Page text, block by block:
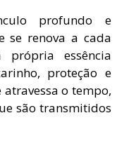
profundo e
se renova a cada
essência
proteção e
o tempo,
são transmitidos